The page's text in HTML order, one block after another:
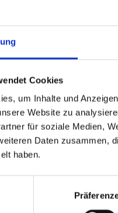
Cookies
um Inhalte und
Website zu
für soziale Medien,
Daten zusammen,
haben.
closeablebased
North America
the world!
to go to the Fundermax